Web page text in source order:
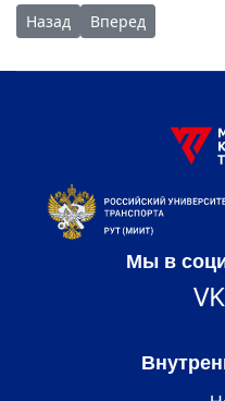
Предыдущий: «Логисты»
Назад Следующий: В
Вперед
Мы в
VK